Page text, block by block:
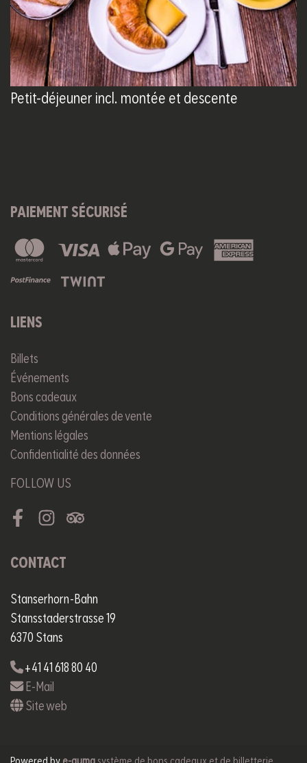
Petit-déjeuner incl. montée et descente
PAIEMENT SÉCURISÉ
LIENS
Billets
Événements
Bons cadeaux
Conditions générales de vente
Mentions légales
Confidentialité des données
FOLLOW US
FacebookInstagramTripadvisor
CONTACT
Stanserhorn-Bahn
Stansstaderstrasse 19
6370 Stans
+41 41 618 80 40
E-Mail
Site web